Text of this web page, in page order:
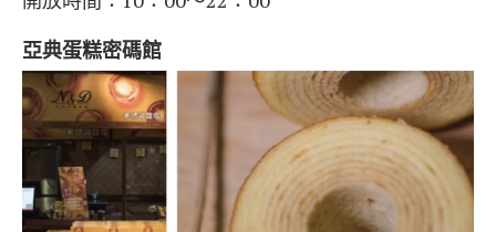
亞典蛋糕密碼館